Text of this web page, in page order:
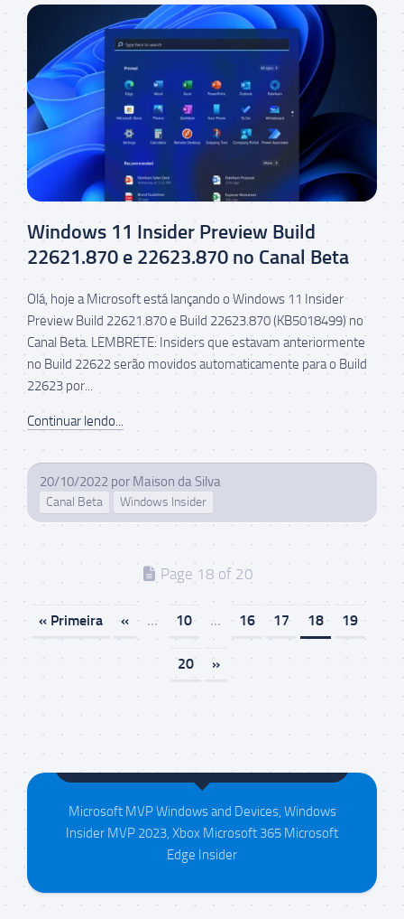
Windows 11 Insider Preview Build
22621.870 e 22623.870 no Canal Beta
Olá, hoje a Microsoft está lançando o Windows 11 Insider
Preview Build 22621.870 e Build 22623.870 (KB5018499) no
Canal Beta. LEMBRETE: Insiders que estavam anteriormente
no Build 22622 serão movidos automaticamente para o Build
22623 por...
Continuar lendo...
20/10/2022 por Maison da Silva
Canal Beta Windows Insider
Page 18 of 20
« Primeira « ... 10 ... 16 17 18 19
20 »
Microsoft MVP Windows and Devices, Windows
Insider MVP 2023, Xbox Microsoft 365 Microsoft
Edge Insider